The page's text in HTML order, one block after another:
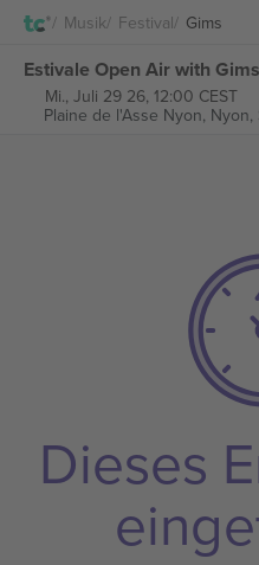
Musik Festival Gims
Estivale Open Air with
Mi., Juli 29 26, 12:00 CEST
Plaine de l'Asse Nyon, Nyon,
Dieses